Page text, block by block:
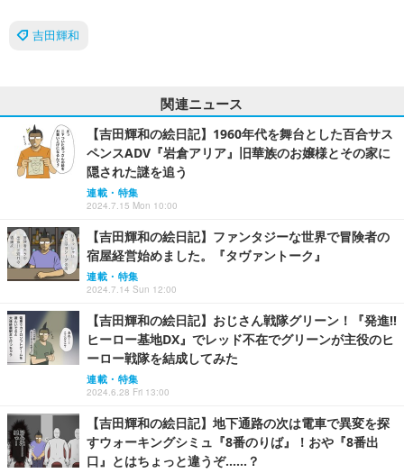
吉田輝和
関連ニュース
【吉田輝和の絵日記】1960年代を舞台とした百合サス
ペンスADV『岩倉アリア』旧華族のお嬢様とその家に
隠された謎を追う
連載・特集
2024.7.15 Mon 10:00
【吉田輝和の絵日記】ファンタジーな世界で冒険者の
宿屋経営始めました。『タヴァントーク』
連載・特集
2024.7.14 Sun 12:00
【吉田輝和の絵日記】おじさん戦隊グリーン！『発進!!
ヒーロー基地DX』でレッド不在でグリーンが主役のヒ
ーロー戦隊を結成してみた
連載・特集
2024.6.28 Fri 13:00
【吉田輝和の絵日記】地下通路の次は電車で異変を探
すウォーキングシミュ『8番のりば』！おや『8番出
口』とはちょっと違うぞ……？